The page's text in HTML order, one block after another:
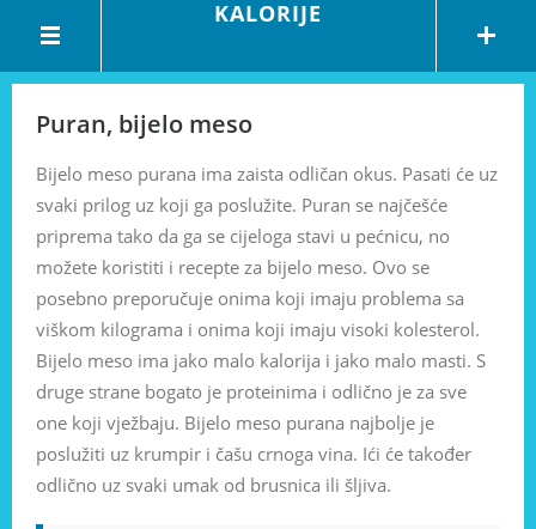
KALORIJE
Puran, bijelo meso
Bijelo meso purana ima zaista odličan okus. Pasati će uz
svaki prilog uz koji ga poslužite. Puran se najčešće
priprema tako da ga se cijeloga stavi u pećnicu, no
možete koristiti i recepte za bijelo meso. Ovo se
posebno preporučuje onima koji imaju problema sa
viškom kilograma i onima koji imaju visoki kolesterol.
Bijelo meso ima jako malo kalorija i jako malo masti. S
druge strane bogato je proteinima i odlično je za sve
one koji vježbaju. Bijelo meso purana najbolje je
poslužiti uz krumpir i čašu crnoga vina. Ići će također
odlično uz svaki umak od brusnica ili šljiva.